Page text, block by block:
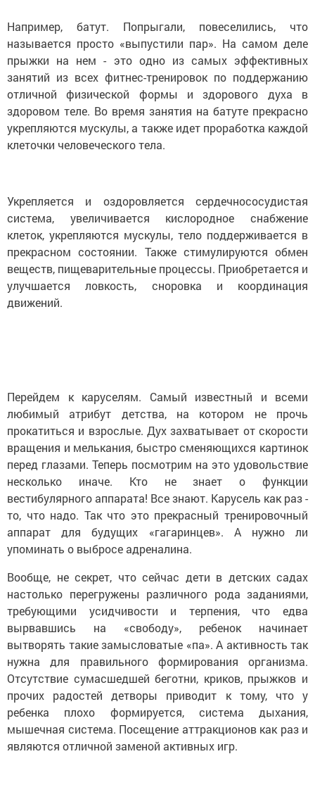
Например, батут. Попрыгали, повеселились, что
называется просто «выпустили пар». На самом деле
прыжки на нем - это одно из самых эффективных
занятий из всех фитнес-тренировок по поддержанию
отличной физической формы и здорового духа в
здоровом теле. Во время занятия на батуте прекрасно
укрепляются мускулы, а также идет проработка каждой
клеточки человеческого тела.
Укрепляется и оздоровляется сердечнососудистая
система, увеличивается кислородное снабжение
клеток, укрепляются мускулы, тело поддерживается в
прекрасном состоянии. Также стимулируются обмен
веществ, пищеварительные процессы. Приобретается и
улучшается ловкость, сноровка и координация
движений.
Перейдем к каруселям. Самый известный и всеми
любимый атрибут детства, на котором не прочь
прокатиться и взрослые. Дух захватывает от скорости
вращения и мелькания, быстро сменяющихся картинок
перед глазами. Теперь посмотрим на это удовольствие
несколько иначе. Кто не знает о функции
вестибулярного аппарата! Все знают. Карусель как раз -
то, что надо. Так что это прекрасный тренировочный
аппарат для будущих «гагаринцев». А нужно ли
упоминать о выбросе адреналина.
Вообще, не секрет, что сейчас дети в детских садах
настолько перегружены различного рода заданиями,
требующими усидчивости и терпения, что едва
вырвавшись на «свободу», ребенок начинает
вытворять такие замысловатые «па». А активность так
нужна для правильного формирования организма.
Отсутствие сумасшедшей беготни, криков, прыжков и
прочих радостей детворы приводит к тому, что у
ребенка плохо формируется, система дыхания,
мышечная система. Посещение аттракционов как раз и
являются отличной заменой активных игр.